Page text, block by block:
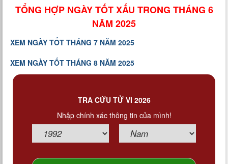
Xem bói
Cung hoàng đạo
TỔNG HỢP NGÀY TỐT XẤU TRONG THÁNG 6
NĂM 2025
XEM NGÀY TỐT THÁNG 7 NĂM 2025
XEM NGÀY TỐT THÁNG 8 NĂM 2025
TRA CỨU TỬ VI 2026
Nhập chính xác thông tin của mình!